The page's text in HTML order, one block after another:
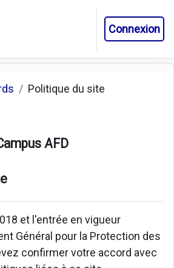
Connexion
Politique du site
AFD
et l'entrée en vigueur
Général pour la Protection des
confirmer votre accord avec